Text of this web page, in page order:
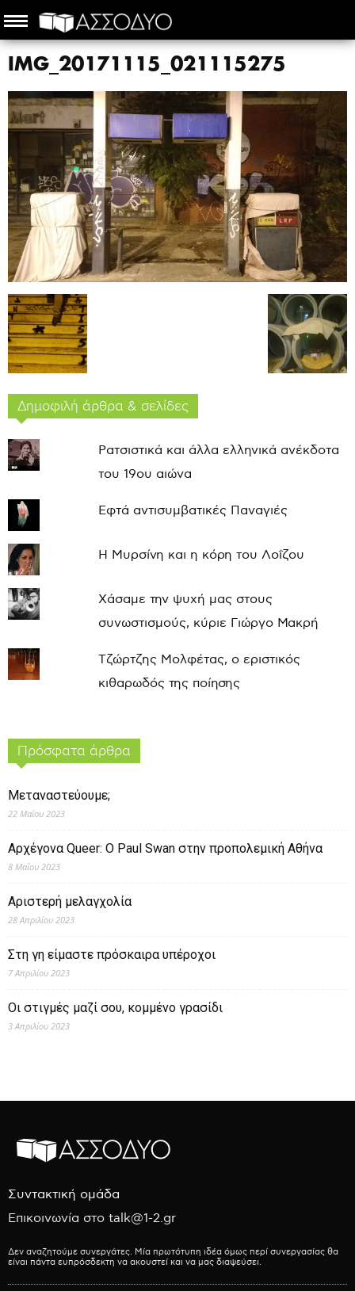
IMG_20171115_021115275
Δημοφιλή άρθρα & σελίδες
Ρατσιστικά και άλλα ελληνικά ανέκδοτα
του 19ου αιώνα
Εφτά αντισυμβατικές Παναγιές
Η Μυρσίνη και η κόρη του Λοΐζου
Χάσαμε την ψυχή μας στους
συνωστισμούς, κύριε Γιώργο Μακρή
Τζώρτζης Μολφέτας, ο εριστικός
κιθαρωδός της ποίησης
Πρόσφατα άρθρα
Μεταναστεύουμε;
22 Μαΐου 2023
Αρχέγονα Queer: O Paul Swan στην προπολεμική Αθήνα
8 Μαΐου 2023
Αριστερή μελαγχολία
28 Απριλίου 2023
Στη γη είμαστε πρόσκαιρα υπέροχοι
7 Απριλίου 2023
Οι στιγμές μαζί σου, κομμένο γρασίδι
3 Απριλίου 2023
Συντακτική ομάδα
Επικοινωνία στο talk@1-2.gr
Δεν αναζητούμε συνεργάτες. Μία πρωτότυπη ιδέα όμως περί συνεργασίας θα
είναι πάντα ευπρόσδεκτη να ακουστεί και να μας διαψεύσει.